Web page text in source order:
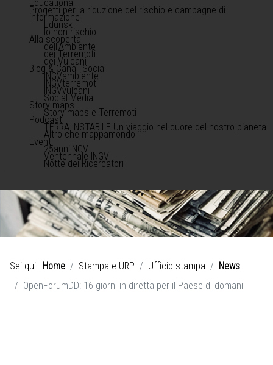
Educational
Progetti per la riduzione del rischio e campagne di
informazione
Edurisk
Io non rischio
Alla scoperta
dell'Ambiente
dei Terremoti
dei Vulcani
Blog & Canali Social
INGVambiente
INGVterremoti
INGVvulcani
Social Media
Story maps
Story maps e Terremoti
Podcast
TERRA INSTABILE Un viaggio nel cuore del nostro pianeta
Altro che mappamondo
Eventi
25anniINGV
Ventennale INGV
Notte dei Ricercatori
Sei qui: Home Stampa e URP Ufficio stampa
News
OpenForumDD: 16 giorni in diretta per il Paese di domani